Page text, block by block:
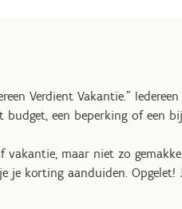
Verdient Vakantie." Iedereen
een beperking of een
vakantie, maar niet zo
je korting aanduiden. Opgelet!